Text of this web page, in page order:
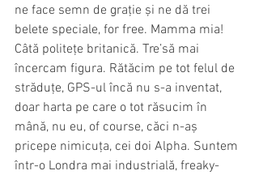
ne face semn de grație și ne dă trei
belete speciale, for free. Mamma mia!
Câtă politețe britanică. Tre’să mai
încercam figura. Rătăcim pe tot felul de
străduțe, GPS-ul încă nu s-a inventat,
doar harta pe care o tot răsucim în
mână, nu eu, of course, căci n-aș
pricepe nimicuța, cei doi Alpha. Suntem
într-o Londra mai industrială, freaky-